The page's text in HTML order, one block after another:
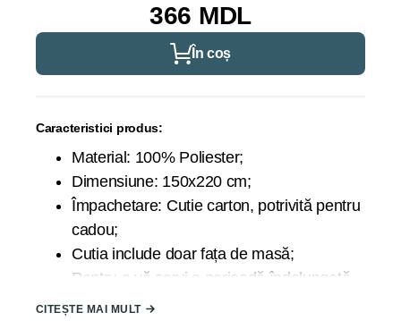
366 MDL
În coș
Caracteristici produs:
Material: 100% Poliester;
Dimensiune: 150x220 cm;
Împachetare: Cutie carton, potrivită pentru
cadou;
Cutia include doar fața de masă;
Pentru a vă servi o perioadă îndelungată
de timp se recomandă spălarea la 30
CITEȘTE MAI MULT